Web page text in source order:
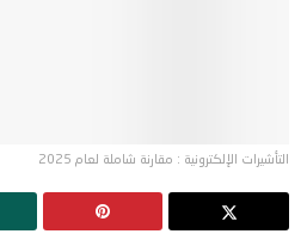
التأشيرات الإلكترونية : مقارنة شاملة لعام 2025